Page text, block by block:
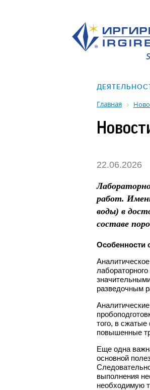
Главная
22.06.2026
работ.
воды) в
составе
Особенности
разведочным
того, в
повышенные
Еще одна
основной
выполнения
необходимую